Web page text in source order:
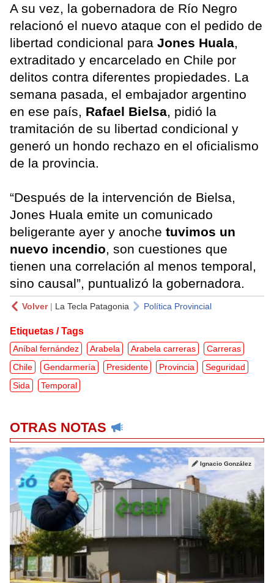
A su vez, la gobernadora de Río Negro
relacionó el nuevo ataque con el pedido de
libertad condicional para Jones Huala,
extraditado y encarcelado en Chile por
delitos contra diferentes propiedades. La
semana pasada, el embajador argentino
en ese país, Rafael Bielsa, pidió la
tramitación de su libertad condicional y
generó un hondo rechazo en el oficialismo
de la provincia.
“Después de la intervención de Bielsa,
Jones Huala emite un comunicado
beligerante ayer y anoche tuvimos un
nuevo incendio, son cuestiones que
tienen una correlación al menos temporal,
sino causal”, puntualizó la gobernadora.
Volver| La Tecla Patagonia Política Provincial
Etiquetas / Tags
Aníbal fernández Arabela Arabela carreras
Carreras
Chile
Gendarmería Presidente Provincia
Seguridad
Sida
Temporal
OTRAS NOTAS
Ignacio González